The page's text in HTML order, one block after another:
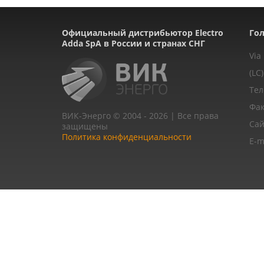
Официальный дистрибьютор Electro
Adda SpA в России и странах СНГ
ВИК-Энерго © 2004 - 2026 | Все права
защищены
Политика конфиденциальности
Via
E-